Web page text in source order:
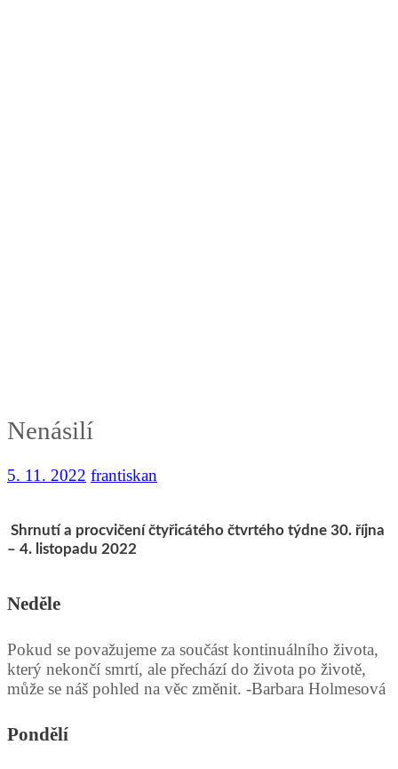
Nenásilí
5. 11. 2022 frantiskan
Shrnutí a procvičení čtyřicátého čtvrtého týdne 30. října
– 4. listopadu 2022
Neděle
Pokud se považujeme za součást kontinuálního života,
který nekončí smrtí, ale přechází do života po životě,
může se náš pohled na věc změnit. -Barbara Holmesová
Pondělí